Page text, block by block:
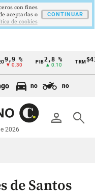
%
0.30
PIB2,8 %
▲ 0.10
TRM
no no
person search
2026
de Santos
con fines
aceptarlas o
de cookies
CONTINUAR